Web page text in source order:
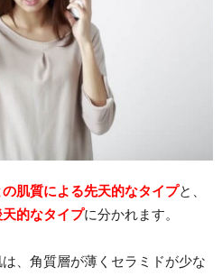
の肌質による先天的なタイプと、
的なタイプに分かれます。
、角質層が薄くセラミドが少な